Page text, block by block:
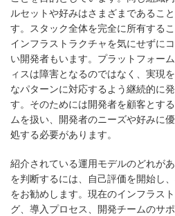
ルセットや好みはさまざまであるこ
す。スタック全体を完全に所有する
インフラストラクチャを気にせずに
い開発者もいます。プラットフォー
ィスは障害となるのではなく、実現
なパターンに対応するよう継続的に
す。そのためには開発者を顧客とす
ムを扱い、開発者のニーズや好みに
処する必要があります。
紹介されている運用モデルのどれが
を判断するには、自己評価を開始し
をお勧めします。現在のインフラス
グ、導入プロセス、開発チームのサ